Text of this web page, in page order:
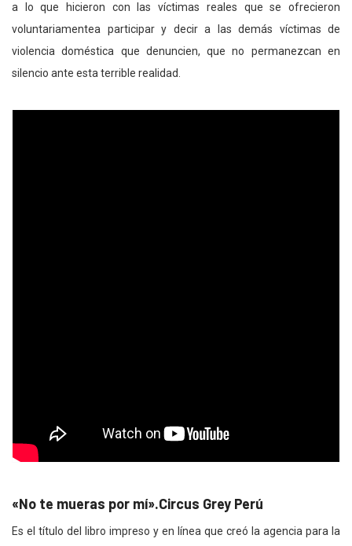
a lo que hicieron con las víctimas reales que se ofrecieron
voluntariamentea participar y decir a las demás víctimas de
violencia doméstica que denuncien, que no permanezcan en
silencio ante esta terrible realidad.
«No te mueras por mí».Circus Grey Perú
Es el título del libro impreso y en línea que creó la agencia para la